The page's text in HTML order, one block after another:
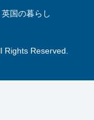
英国の暮らし
Reserved.